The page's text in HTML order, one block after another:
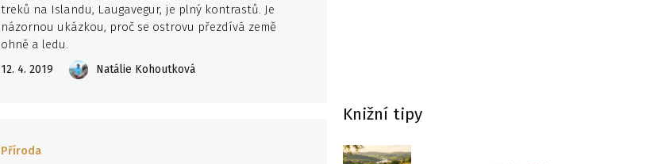
treků na Islandu, Laugavegur, je plný kontrastů. Je
názornou ukázkou, proč se ostrovu přezdívá země
ohně a ledu.
12. 4. 2019 Natálie Kohoutková
Příroda
Knižní tipy